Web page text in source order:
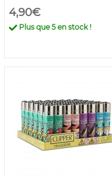
4,90€
Plus que5 en stock !